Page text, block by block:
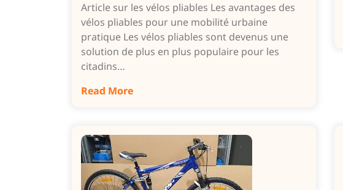
Article sur les vélos pliables Les avantages des
vélos pliables pour une mobilité urbaine
pratique Les vélos pliables sont devenus une
solution de plus en plus populaire pour les
citadins…
Read More